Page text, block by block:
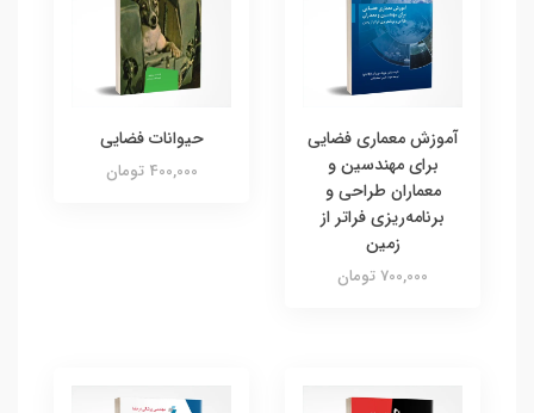
آموزش معماری فضایی
برای مهندسین و
معماران طراحی و
برنامه‌ریزی فراتر از
زمین
700,000 تومان
حیوانات فضایی
400,000 تومان